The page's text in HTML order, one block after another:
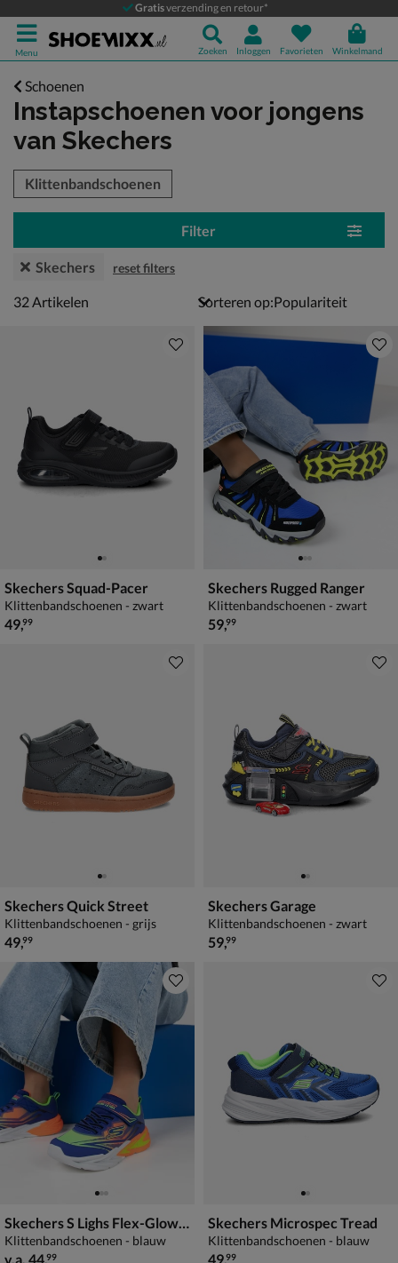
Gratisverzending en retour*
Menu Zoeken Inloggen Favorieten Winkelmand
Schoenen
Instapschoenen voor jongens
van Skechers
over
Klittenbandschoenen
Filter
Skechers reset filters
32 artikelen
32Artikelen Sorteren op:
Skechers Squad-Pacer
Klittenbandschoenen - zwart
€ 49,99
49,99
Skechers Rugged Ranger
Klittenbandschoenen - zwart
€ 59,99
59,99
Skechers Quick Street
Klittenbandschoenen - grijs
€ 49,99
49,99
Skechers Garage
Klittenbandschoenen - zwart
€ 59,99
59,99
Skechers S Lighs Flex-Glow Ultra
Klittenbandschoenen - blauw
vanaf € 44,99
v.a. 44,99
Skechers Microspec Tread
Klittenbandschoenen - blauw
€ 49,99
49,99